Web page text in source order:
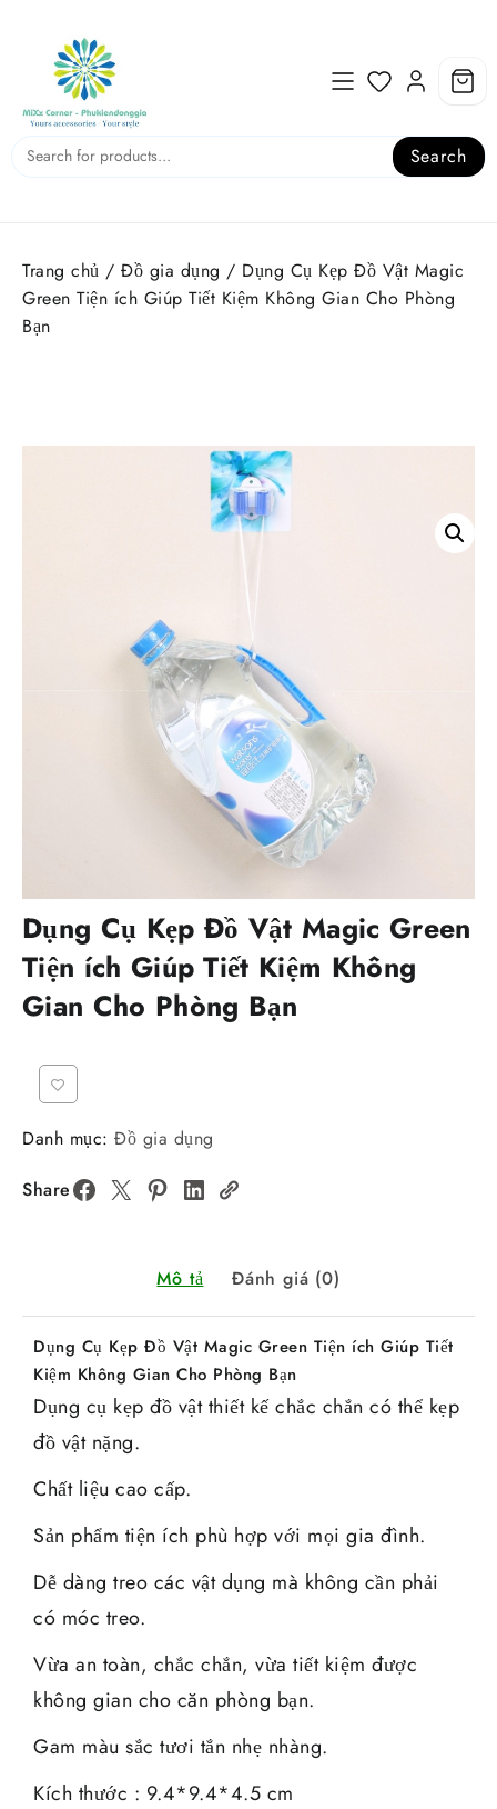
content
Search
Trang chủ / Đồ gia dụng / Dụng Cụ Kẹp Đồ Vật Magic
Green Tiện ích Giúp Tiết Kiệm Không Gian Cho Phòng
Bạn
Dụng Cụ Kẹp Đồ Vật Magic Green
Tiện ích Giúp Tiết Kiệm Không
Gian Cho Phòng Bạn
Danh mục: Đồ gia dụng
Share
Mô tả Đánh giá (0)
Dụng Cụ Kẹp Đồ Vật Magic Green Tiện ích Giúp Tiết
Kiệm Không Gian Cho Phòng Bạn
Dụng cụ kẹp đồ vật thiết kế chắc chắn có thể kẹp
đồ vật nặng.
Chất liệu cao cấp.
Sản phẩm tiện ích phù hợp với mọi gia đình.
Dễ dàng treo các vật dụng mà không cần phải
có móc treo.
Vừa an toàn, chắc chắn, vừa tiết kiệm được
không gian cho căn phòng bạn.
Gam màu sắc tươi tắn nhẹ nhàng.
Kích thước : 9.4*9.4*4.5 cm